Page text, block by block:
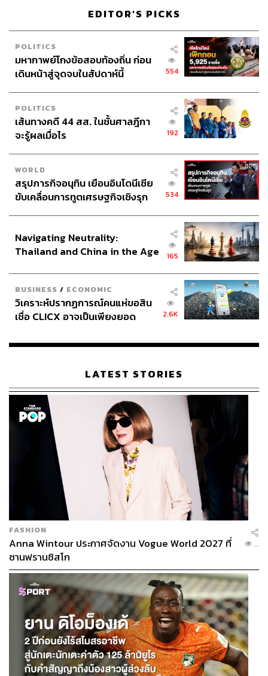
EDITOR'S PICKS
POLITICS
มหากาพย์โกงข้อสอบท้องถิ่น ก่อน
เดินหน้าสู่จุดจบในสัปดาห์นี้
554
POLITICS
เส้นทางคดี 44 สส. ในชั้นศาลฎีกา
จะรู้ผลเมื่อไร
192
WORLD
สรุปภารกิจอนุทิน เยือนอินโดนีเซีย
ขับเคลื่อนการทูตเศรษฐกิจเชิงรุก
534
Navigating Neutrality:
Thailand and China in the Age
165
BUSINESS / ECONOMIC
วิเคราะห์ปรากฏการณ์คนแห่ขอสิน
เชื่อ CLICX อาจเป็นเพียงยอด
เรือนไทยที่ถูกซุกไว้
2.6K
LATEST STORIES
FASHION
Anna Wintour ประกาศจัดงาน Vogue World 2027 ที่
ซานฟรานซิสโก
...